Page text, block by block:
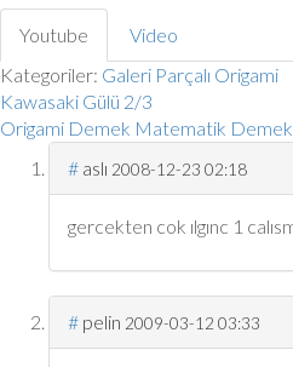
Youtube
Video
Kategoriler: Galeri Parçalı Origami
Kawasaki Gülü 2/3
Origami Demek Matematik Demek
# aslı 2008-12-23 02:18
gercekten cok ılgınc 1
# pelin 2009-03-12 03:33